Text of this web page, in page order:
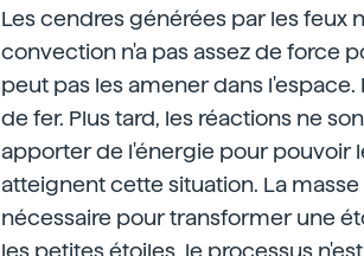
Les cendres générées par les feux
convection n'a pas assez de force
peut pas les amener dans
de fer. Plus tard, les réactions ne
apporter de l'énergie pour pouvoir
atteignent cette situation. La
nécessaire pour transformer une
les petites étoiles, le processus